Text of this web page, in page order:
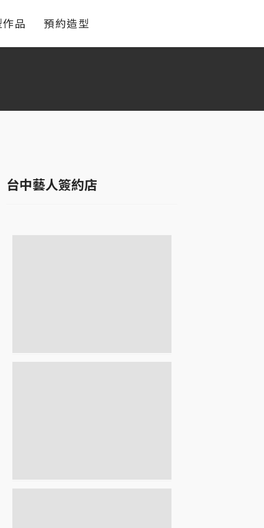
品 預約造型
台中藝人簽約店